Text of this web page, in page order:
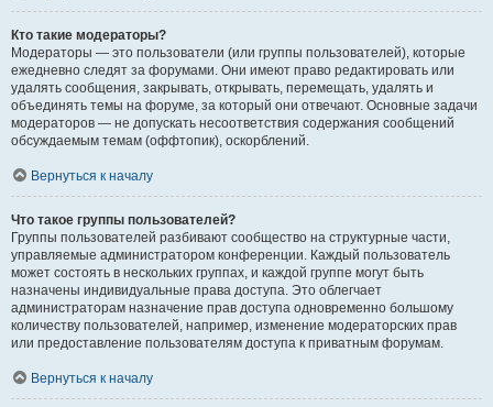
Кто такие модераторы?
Модераторы — это пользователи (или группы пользователей), которые
ежедневно следят за форумами. Они имеют право редактировать или
удалять сообщения, закрывать, открывать, перемещать, удалять и
объединять темы на форуме, за который они отвечают. Основные задачи
модераторов — не допускать несоответствия содержания сообщений
обсуждаемым темам (оффтопик), оскорблений.
Вернуться к началу
Что такое группы пользователей?
Группы пользователей разбивают сообщество на структурные части,
управляемые администратором конференции. Каждый пользователь
может состоять в нескольких группах, и каждой группе могут быть
назначены индивидуальные права доступа. Это облегчает
администраторам назначение прав доступа одновременно большому
количеству пользователей, например, изменение модераторских прав
или предоставление пользователям доступа к приватным форумам.
Вернуться к началу